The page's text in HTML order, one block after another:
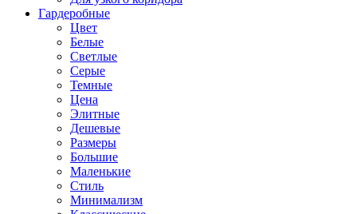
Гардеробные
Цвет
Белые
Светлые
Серые
Темные
Цена
Элитные
Дешевые
Размеры
Большие
Маленькие
Стиль
Минимализм